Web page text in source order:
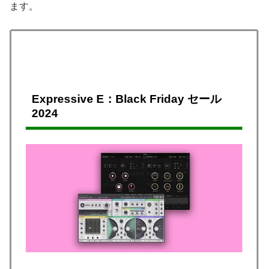
ます。
Expressive E：Black Friday セール
2024